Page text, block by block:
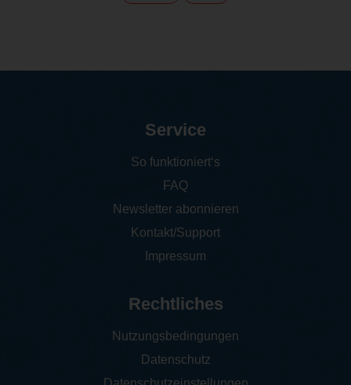
Service
So funktioniert‘s
FAQ
Newsletter abonnieren
Kontakt/Support
Impressum
Rechtliches
Nutzungsbedingungen
Datenschutz